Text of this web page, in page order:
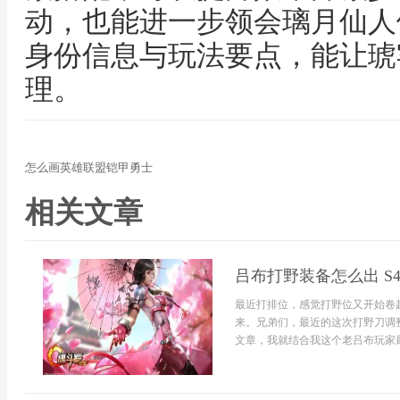
动，也能进一步领会璃月仙
身份信息与玩法要点，能让
理。
怎么画英雄联盟铠甲勇士
相关文章
吕布打野装备怎么出
最近打排位，感觉打野位又开始
来。兄弟们，最近的这次打野刀
文章，我就结合我这个老吕布玩